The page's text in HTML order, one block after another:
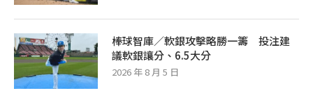
棒球智庫／軟銀攻擊略勝一籌 投注建
議軟銀讓分、6.5大分
2026 年 8 月 5 日